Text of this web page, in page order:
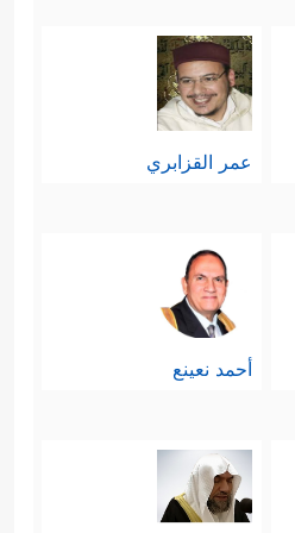
على يد النبيِّ تأييدًا
التحدِّي بحيث يعجز
بمثله.
العقل لا يمنع تغيير
في ظروف أخرى،
الذي يختلف من كوكب
على بني إسرائيل:
عمر القزابري
أحمد نعينع